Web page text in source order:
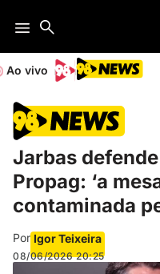
Ao vivo
Jarbas
Propag: ‘a
contaminada
Por Igor Teixeira
08/06/2026 20:25